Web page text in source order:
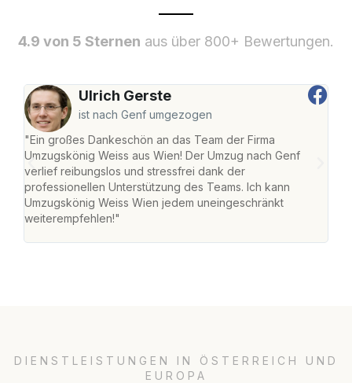
4.9 von 5 Sternen aus über 800+ Bewertungen.
Ulrich Gerste
ist nach Genf umgezogen
"Ein großes Dankeschön an das Team der Firma
Umzugskönig Weiss aus Wien! Der Umzug nach Genf
verlief reibungslos und stressfrei dank der
professionellen Unterstützung des Teams. Ich kann
Umzugskönig Weiss Wien jedem uneingeschränkt
weiterempfehlen!"
DIENSTLEISTUNGEN IN ÖSTERREICH UND
EUROPA